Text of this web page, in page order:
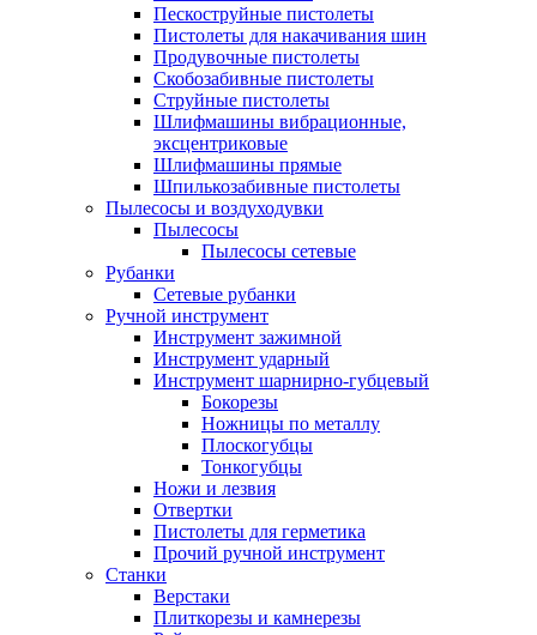
Пескоструйные пистолеты
Пистолеты для накачивания шин
Продувочные пистолеты
Скобозабивные пистолеты
Струйные пистолеты
Шлифмашины вибрационные,
эксцентриковые
Шлифмашины прямые
Шпилькозабивные пистолеты
Пылесосы и воздуходувки
Пылесосы
Пылесосы сетевые
Рубанки
Сетевые рубанки
Ручной инструмент
Инструмент зажимной
Инструмент ударный
Инструмент шарнирно-губцевый
Бокорезы
Ножницы по металлу
Плоскогубцы
Тонкогубцы
Ножи и лезвия
Отвертки
Пистолеты для герметика
Прочий ручной инструмент
Станки
Верстаки
Плиткорезы и камнерезы